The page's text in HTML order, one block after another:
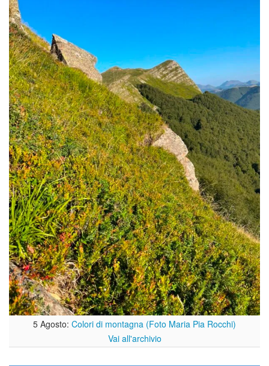
5 Agosto: Colori di montagna (Foto Maria Pia Rocchi)
Vai all'archivio